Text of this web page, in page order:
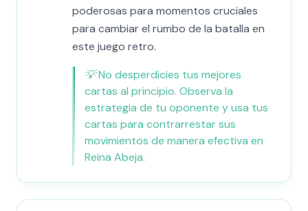
poderosas para momentos cruciales
para cambiar el rumbo de la batalla en
este juego retro.
💡No desperdicies tus mejores
cartas al principio. Observa la
estrategia de tu oponente y usa tus
cartas para contrarrestar sus
movimientos de manera efectiva en
Reina Abeja.